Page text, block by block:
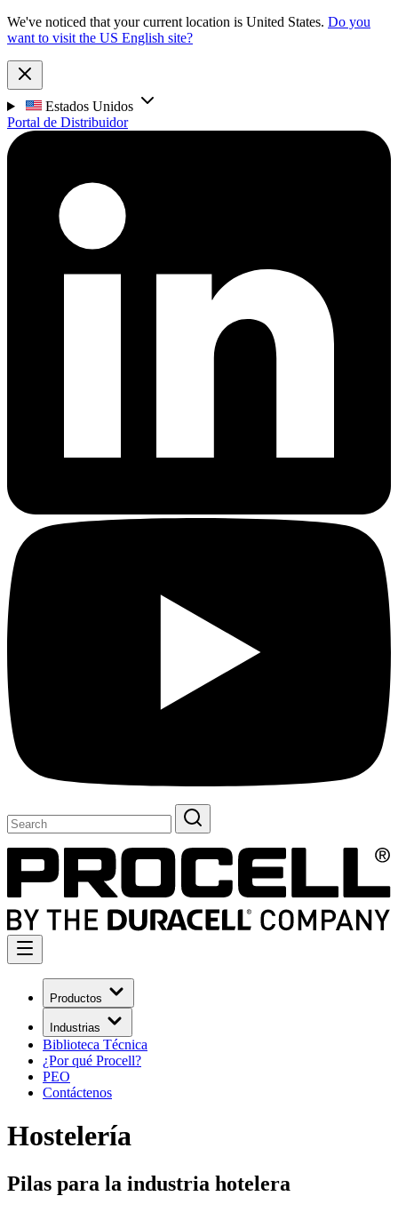
We've noticed that your current location is United States. Do you
want to visit the US English site?
Estados Unidos
Portal de Distribuidor
Productos
Industrias
Biblioteca Técnica
¿Por qué Procell?
PEO
Contáctenos
Hostelería
Pilas para la industria hotelera